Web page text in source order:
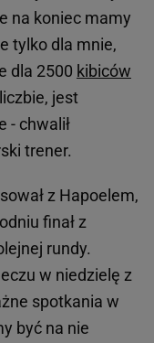
na koniec mamy
tylko dla mnie,
dla 2500 kibiców
jest
- chwalił
trener.
z Hapoelem,
finał z
rundy.
w niedzielę z
spotkania w
być na nie